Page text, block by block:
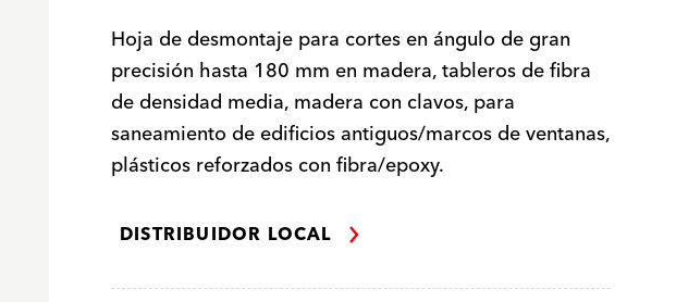
Hoja de desmontaje para cortes en ángulo de gran
precisión hasta 180 mm en madera, tableros de fibra
de densidad media, madera con clavos, para
saneamiento de edificios antiguos/marcos de ventanas,
plásticos reforzados con fibra/epoxy.
DISTRIBUIDOR LOCAL